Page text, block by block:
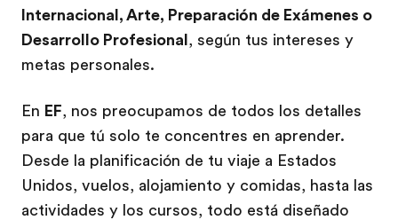
Internacional, Arte, Preparación de Exámenes o
Desarrollo Profesional, según tus intereses y
metas personales.
En EF, nos preocupamos de todos los detalles
para que tú solo te concentres en aprender.
Desde la planificación de tu viaje a Estados
Unidos, vuelos, alojamiento y comidas, hasta las
actividades y los cursos, todo está diseñado